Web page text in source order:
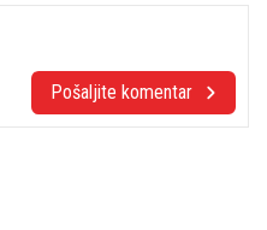
Pošaljite komentar